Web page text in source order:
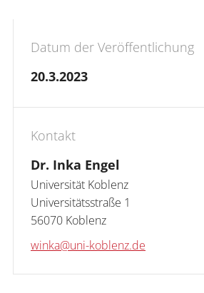
Zentrum für Fernstudien
Zentrum für Informations-
Medientechnologien
Datum der Veröffentlichung
20.3.2023
Kontakt
Dr. Inka Engel
Universität Koblenz
Universitätsstraße 1
56070 Koblenz
winka@uni-koblenz.de